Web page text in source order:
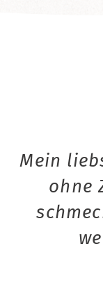
Mein
ohne